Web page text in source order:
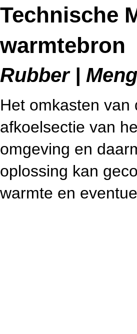
Technische
warmtebron
Rubber |
Het omkasten
afkoelsectie van
omgeving en
oplossing kan
warmte en